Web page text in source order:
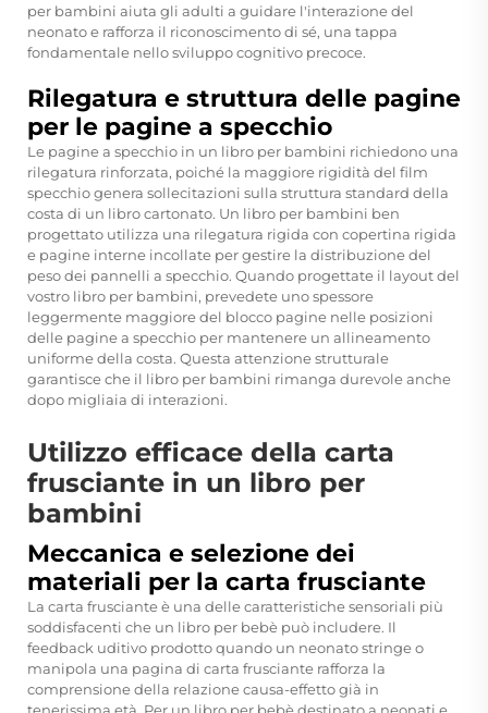
per bambini aiuta gli adulti a guidare l'interazione del
neonato e rafforza il riconoscimento di sé, una tappa
fondamentale nello sviluppo cognitivo precoce.
Rilegatura e struttura delle pagine
per le pagine a specchio
Le pagine a specchio in un libro per bambini richiedono una
rilegatura rinforzata, poiché la maggiore rigidità del film
specchio genera sollecitazioni sulla struttura standard della
costa di un libro cartonato. Un libro per bambini ben
progettato utilizza una rilegatura rigida con copertina rigida
e pagine interne incollate per gestire la distribuzione del
peso dei pannelli a specchio. Quando progettate il layout del
vostro libro per bambini, prevedete uno spessore
leggermente maggiore del blocco pagine nelle posizioni
delle pagine a specchio per mantenere un allineamento
uniforme della costa. Questa attenzione strutturale
garantisce che il libro per bambini rimanga durevole anche
dopo migliaia di interazioni.
Utilizzo efficace della carta
frusciante in un libro per
bambini
Meccanica e selezione dei
materiali per la carta frusciante
La carta frusciante è una delle caratteristiche sensoriali più
soddisfacenti che un libro per bebè può includere. Il
feedback uditivo prodotto quando un neonato stringe o
manipola una pagina di carta frusciante rafforza la
comprensione della relazione causa-effetto già in